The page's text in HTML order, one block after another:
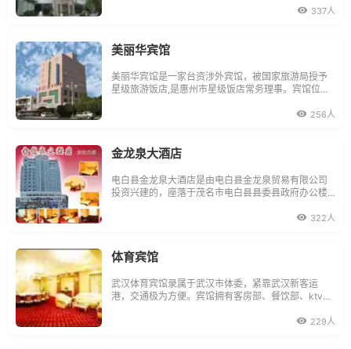
络完善，南有深圳机场，北有广州国际机尝广深高
集娱乐
337人
美丽华宾馆
美丽华宾馆是一家台资涉外宾馆，被国家旅游局授予
星级旅游饭店,是惠州市星级饭店常务理事。宾馆位于
通方便快捷。全封闭式停车场，免费停车，并增配每
心，设施齐全
256人
金龙泉大酒店
电白县金龙泉大酒店是由电白县金龙泉贸易有限公司
投资兴建的，座落于茂名市电白县县委县政府办公楼
道一公里，交通方便、环境幽雅、空气清新。酒店占
室、美容健身
322人
体育宾馆
武汉体育宾馆录属于武汉市体委，紧靠武汉新客运
港，交通极为方便。宾馆拥有客房部、餐饮部、ktv包
目，中央空调、电梯等设施齐全，条件优越，管理规
229人